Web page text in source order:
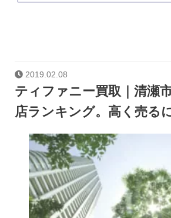
2019.02.08
ティファニー買取｜清瀬
店ランキング。高く売る